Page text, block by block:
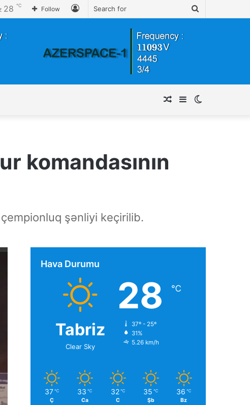
Follow
28 ℃
Sidebar
Random
komandasının
şənliyi keçirilib.
Hava Durumu
Tabriz
Clear Sky
28 ℃
37º - 25º
31%
5.26 km/h
37 ℃
Ç
33 ℃
Ca
32 ℃
C
35 ℃
Şb
36 ℃
Bz